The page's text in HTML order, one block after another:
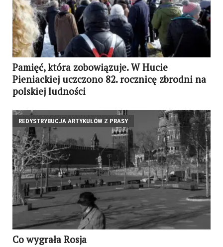
Pamięć, która zobowiązuje. W Hucie
Pieniackiej uczczono 82. rocznicę zbrodni na
polskiej ludności
REDYSTRYBUCJA ARTYKUŁÓW Z PRASY
Co wygrała Rosja